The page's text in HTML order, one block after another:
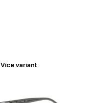
Více variant